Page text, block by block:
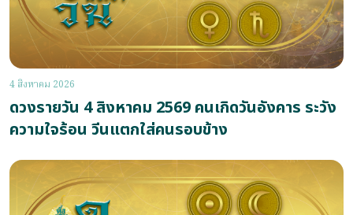
4 สิงหาคม 2026
ดวงรายวัน 4 สิงหาคม 2569 คนเกิดวันอังคาร ระวัง
ความใจร้อน วีนแตกใส่คนรอบข้าง